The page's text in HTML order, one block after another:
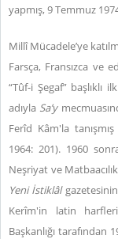
yapmış, 9 Temmuz
Millî Mücadele’ye
Farsça, Fransızca ve
“Tûf-i Şegaf”
adıyla Sa’y
Ferîd Kâm'la
1964: 201). 1960
Neşriyat ve
Yeni İstiklâlgazetesinin
Kerîm'in latin harfleri
Başkanlığı tarafından